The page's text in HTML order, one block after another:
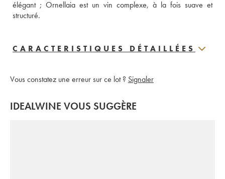
élégant ; Ornellaia est un vin complexe, à la fois suave et
structuré.
CARACTERISTIQUES DÉTAILLÉES
Vous constatez une erreur sur ce lot ? Signaler
IDEALWINE VOUS SUGGÈRE